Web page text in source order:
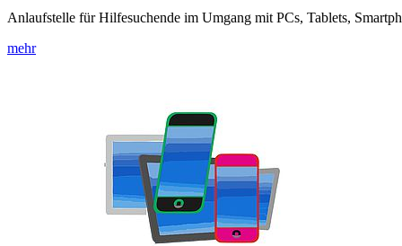
Anlaufstelle für Hilfesuchende im Umgang mit PCs, Tablets,
mehr